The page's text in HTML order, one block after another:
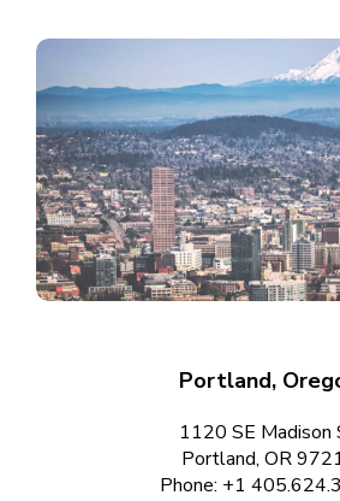
Portland,
1120 SE Madison
Portland, OR
Phone: +1